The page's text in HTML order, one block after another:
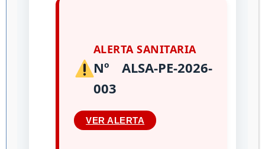
ALERTA SANITARIA
Nº ALSA-PE-2026-
003
VER ALERTA